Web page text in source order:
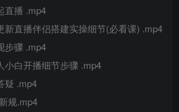
直播 .mp4
新直播伴侣搭建实操细节(必看课) .mp4
步骤 .mp4
小白开播细节步骤 .mp4
疑 .mp4
规.mp4